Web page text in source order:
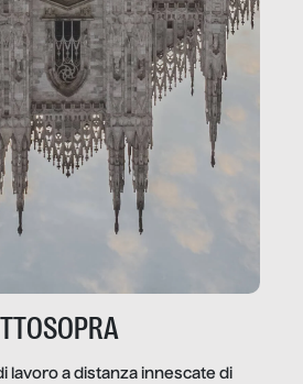
lavoro a distanza innescate di